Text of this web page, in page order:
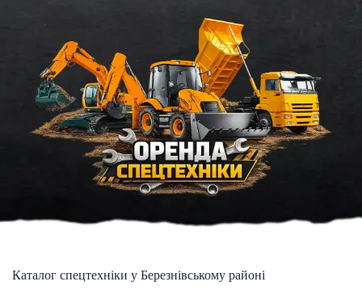
Каталог спецтехніки у Березнівському районі